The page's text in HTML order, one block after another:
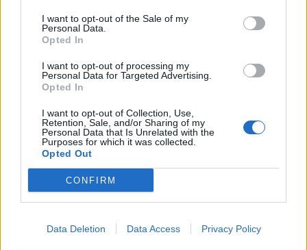
I want to opt-out of the Sale of my
Personal Data.
Opted In
I want to opt-out of processing my
Personal Data for Targeted Advertising.
Opted In
I want to opt-out of Collection, Use,
Retention, Sale, and/or Sharing of my
Personal Data that Is Unrelated with the
Purposes for which it was collected.
Opted Out
CONFIRM
Data Deletion Data Access Privacy Policy
Čtvrtina řidičů při kontrole na Příbramsku
neobstála. Policie o prázdninách zpřísní